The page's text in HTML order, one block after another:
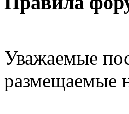
Уважаемые
размещаемые